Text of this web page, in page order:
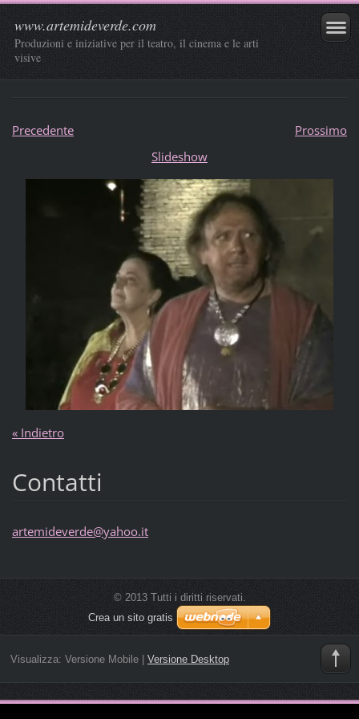
www.artemideverde.com
Produzioni e iniziative per il teatro, il cinema e le arti
visive
Precedente
Prossimo
Slideshow
« Indietro
Contatti
artemideverde@yahoo.it
© 2013 Tutti i diritti riservati.
Crea un sito gratis
Visualizza: Versione Mobile| Versione Desktop